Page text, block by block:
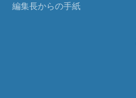
編集長からの手紙